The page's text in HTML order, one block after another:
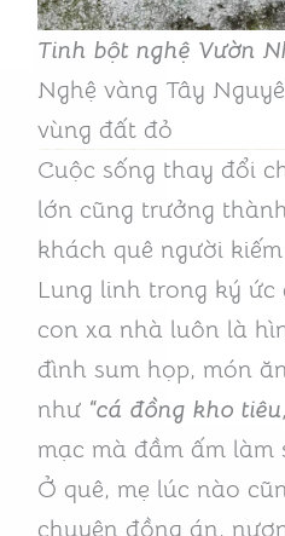
Tinh bột nghệ Vườn
Nghệ vàng Tây
vùng đất đỏ
Cuộc sống thay đổi
lớn cũng trưởng
khách quê người
Lung linh trong ký
con xa nhà luôn là
đình sum họp, món
như “cá đồng kho
mạc mà đầm ấm làm
Ở quê, mẹ lúc nào
chuyện đồng án,